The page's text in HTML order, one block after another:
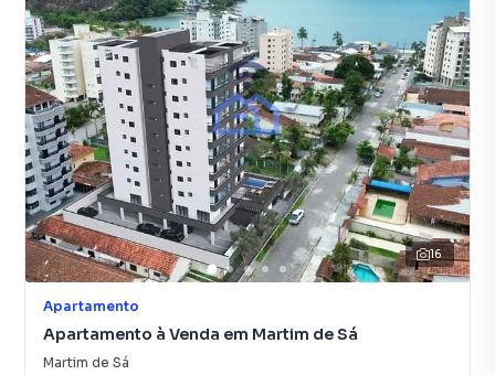
16
Apartamento
Apartamento à Venda em Martim de Sá
Martim de Sá